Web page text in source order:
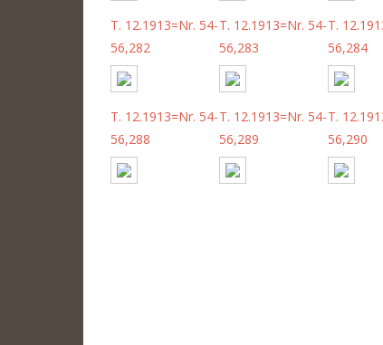
T. 12.1913=Nr. 54-
56,282
T. 12.1913=Nr. 54-
56,283
T.
56,284
T. 12.1913=Nr. 54-
56,288
T. 12.1913=Nr. 54-
56,289
T.
56,290